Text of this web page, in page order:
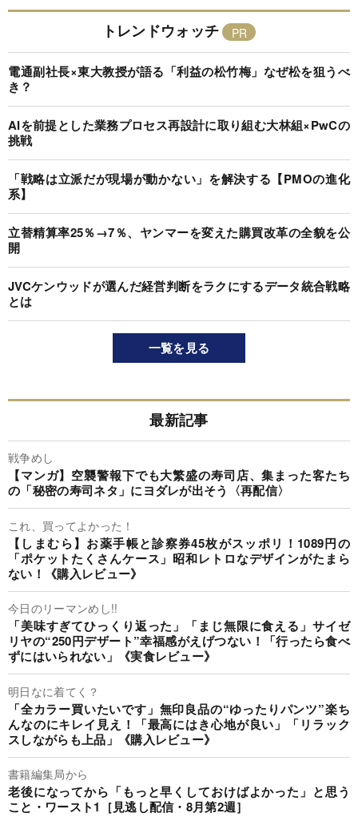
トレンドウォッチ
電通副社長×東大教授が語る「利益の松竹梅」なぜ松を狙うべ
き？
AIを前提とした業務プロセス再設計に取り組む大林組×PwCの
挑戦
「戦略は立派だが現場が動かない」を解決する【PMOの進化
系】
立替精算率25％→7％、ヤンマーを変えた購買改革の全貌を公
開
JVCケンウッドが選んだ経営判断をラクにするデータ統合戦略
とは
一覧を見る
最新記事
戦争めし
【マンガ】空襲警報下でも大繁盛の寿司店、集まった客たち
の「秘密の寿司ネタ」にヨダレが出そう〈再配信〉
これ、買ってよかった！
【しまむら】お薬手帳と診察券45枚がスッポリ！1089円の
「ポケットたくさんケース」昭和レトロなデザインがたまら
ない！《購入レビュー》
今日のリーマンめし!!
「美味すぎてひっくり返った」「まじ無限に食える」サイゼ
リヤの“250円デザート”幸福感がえげつない！「行ったら食べ
ずにはいられない」《実食レビュー》
明日なに着てく？
「全カラー買いたいです」無印良品の“ゆったりパンツ”楽ち
んなのにキレイ見え！「最高にはき心地が良い」「リラック
スしながらも上品」《購入レビュー》
書籍編集局から
老後になってから「もっと早くしておけばよかった」と思う
こと・ワースト1［見逃し配信・8月第2週］